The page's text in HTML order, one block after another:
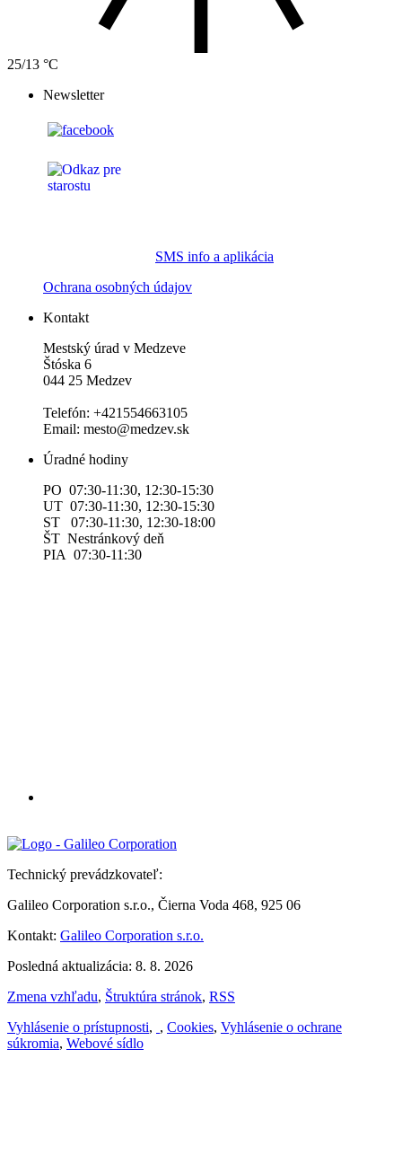
25/13 °C
Newsletter
SMS info a aplikácia
Ochrana osobných údajov
Kontakt
Mestský úrad v Medzeve
Štóska 6
044 25 Medzev
Telefón: +421554663105
Email: mesto@medzev.sk
Úradné hodiny
PO 07:30-11:30, 12:30-15:30
UT 07:30-11:30, 12:30-15:30
ST 07:30-11:30, 12:30-18:00
ŠT Nestránkový deň
PIA 07:30-11:30
Technický prevádzkovateľ:
Galileo Corporation s.r.o., Čierna Voda 468, 925 06
Kontakt: Galileo Corporation s.r.o.
Posledná aktualizácia: 8. 8. 2026
Zmena vzhľadu, Štruktúra stránok, RSS
Vyhlásenie o prístupnosti, , Cookies, Vyhlásenie o ochrane
súkromia, Webové sídlo